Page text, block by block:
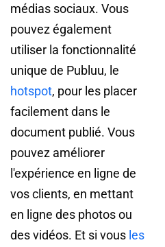
médias sociaux. Vous
pouvez également
utiliser la fonctionnalité
unique de Publuu, le
hotspot, pour les placer
facilement dans le
document publié. Vous
pouvez améliorer
l'expérience en ligne de
vos clients, en mettant
en ligne des photos ou
des vidéos. Et si vous les